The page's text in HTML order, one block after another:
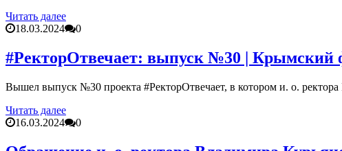
Читать далее
18.03.2024
0
#РекторОтвечает: выпуск №30 | Крымский
Вышел выпуск №30 проекта #РекторОтвечает, в котором и. о.
Читать далее
16.03.2024
0